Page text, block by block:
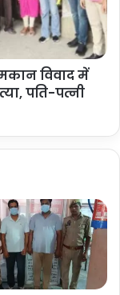
विवाद में
पति-पत्नी